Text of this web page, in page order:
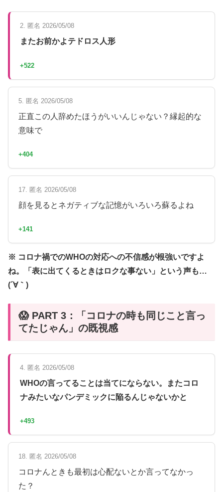
2. 匿名 2026/05/08
またお前かよテドロス人形
+522
5. 匿名 2026/05/08
正直この人辞めたほうがいいんじゃない？縁起的な
意味で
+404
17. 匿名 2026/05/08
顔を見るとネガティブな記憶がいろいろ蘇るよね
+141
※ コロナ禍でのWHOの対応への不信感が根強いですよ
ね。「表に出てくるときはロクな事ない」という声も…
(´∀｀)
😱 PART 3：「コロナの時も同じこと言っ
てたじゃん」の既視感
4. 匿名 2026/05/08
WHOの言ってることは当てにならない。またコロ
ナみたいなパンデミックに陥るんじゃないかと
+493
18. 匿名 2026/05/08
コロナんときも最初は心配ないとか言ってなかっ
た？